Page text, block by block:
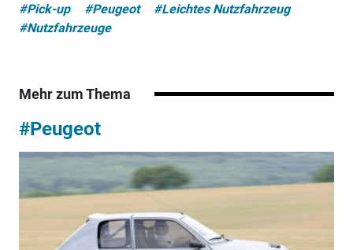
#Pick-up #Peugeot
#Leichtes Nutzfahrzeug
#Nutzfahrzeuge
Mehr zum Thema
#Peugeot